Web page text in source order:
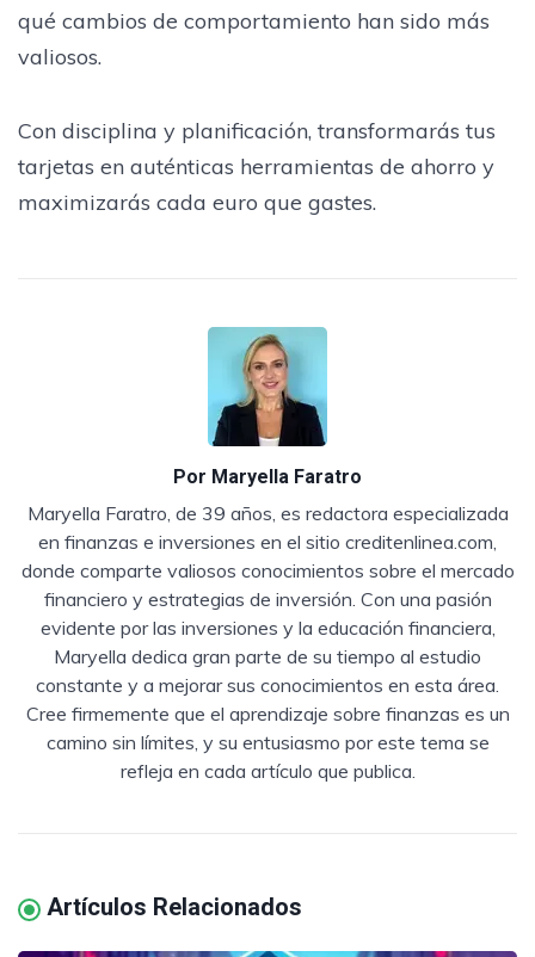
qué cambios de comportamiento han sido más
valiosos.
Con disciplina y planificación, transformarás tus
tarjetas en auténticas herramientas de ahorro y
maximizarás cada euro que gastes.
Por Maryella Faratro
Maryella Faratro, de 39 años, es redactora especializada
en finanzas e inversiones en el sitio creditenlinea.com,
donde comparte valiosos conocimientos sobre el mercado
financiero y estrategias de inversión. Con una pasión
evidente por las inversiones y la educación financiera,
Maryella dedica gran parte de su tiempo al estudio
constante y a mejorar sus conocimientos en esta área.
Cree firmemente que el aprendizaje sobre finanzas es un
camino sin límites, y su entusiasmo por este tema se
refleja en cada artículo que publica.
Artículos Relacionados